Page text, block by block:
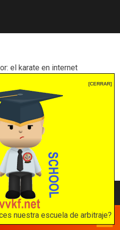
[CERRAR]
nuestra escuela de arbitraje?
el
internet
en internet
para reforzar la independencia